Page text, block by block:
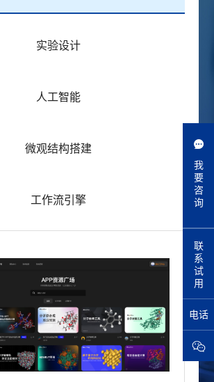
我
要
咨
询
联
系
试
用
电话
实验设计
人工智能
微观结构搭建
工作流引擎